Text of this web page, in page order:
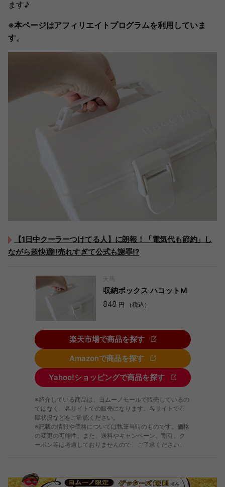
ます♪
※本ページはアフィリエイトプログラムを利用していま
す。
【1日中クーラーつけてる人】に朗報！「電気代も節約」し
ながら超快適!!売れすぎて公式も謝罪!?
天馬
収納ボックス ハコットM
848 円 （税込）
楽天市場で商品を探す
Amazonで商品を探す
Yahoo!ショッピングで商品を探す
※紹介している商品は、ヨムーノモールで販売しているの
ではなく、各サイトでの販売になります。各サイトで在
庫状況などをご確認ください。
※記載の情報や価格については執筆当時のものです。価格
の変更の可能性、また、送料やキャンペーン、割引、ク
ーポン等は考慮しておりませんので、ご了承ください。